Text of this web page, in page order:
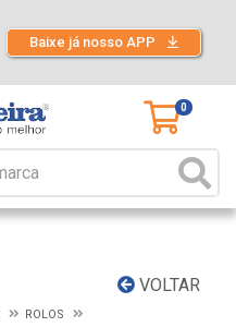
Baixe já nosso APP
0
VOLTAR
ROLOS